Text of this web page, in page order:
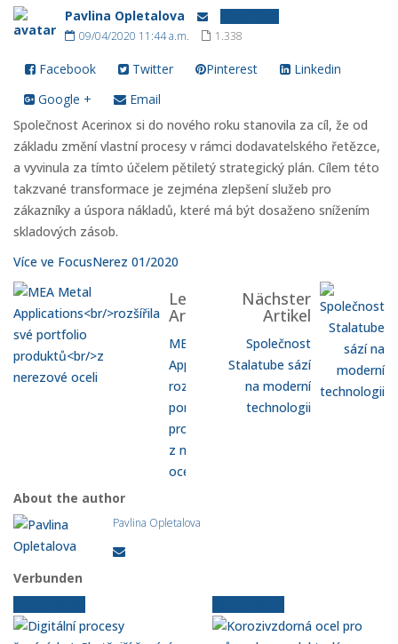
Pavlina Opletalova
09/04/2020 11:44 a.m.
1.338
Facebook Twitter Pinterest
Linkedin
Google +
Email
Společnost Acerinox si do nového roku stanovila za cíl, že od
základu změní vlastní procesy v rámci dodavatelského řetězce,
a vyvinula za tímto účelem pětiletý strategický plán. Cílem této
takzvané transformace je zejména zlepšení služeb pro
zákazníky a úspora nákladů, které má být dosaženo snížením
skladových zásob.
Více ve FocusNerez 01/2020
Letzter
Artikel
MEA Metal
Applications
rozšířila své
portfolio
produktů
z nerezové
oceli
Nächster
Artikel
Společnost
Stalatube sází
na moderní
technologii
About the author
Pavlina Opletalova
Verbunden